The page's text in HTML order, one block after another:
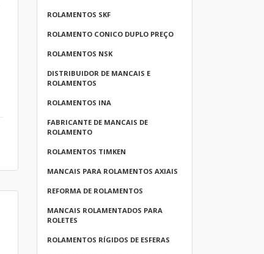
ROLAMENTOS SKF
ROLAMENTO CONICO DUPLO PREÇO
ROLAMENTOS NSK
DISTRIBUIDOR DE MANCAIS E
ROLAMENTOS
ROLAMENTOS INA
FABRICANTE DE MANCAIS DE
ROLAMENTO
ROLAMENTOS TIMKEN
MANCAIS PARA ROLAMENTOS AXIAIS
REFORMA DE ROLAMENTOS
MANCAIS ROLAMENTADOS PARA
ROLETES
ROLAMENTOS RÍGIDOS DE ESFERAS